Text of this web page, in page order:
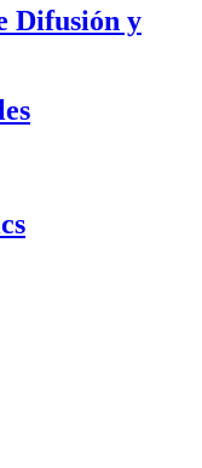
Difusión y